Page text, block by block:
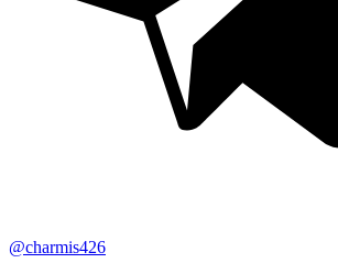
@charmis426